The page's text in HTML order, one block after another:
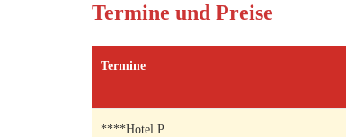
Termine und Preise
Termine
****Hotel P